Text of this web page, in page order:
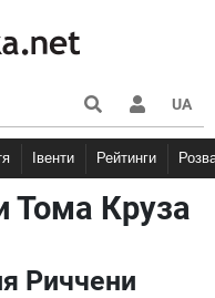
UA
Івенти Рейтинги
Тома Круза
Риччени